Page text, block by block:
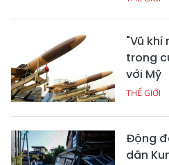
"Vũ khí
trong
với Mỹ
THẾ GIỚI
Động
dân